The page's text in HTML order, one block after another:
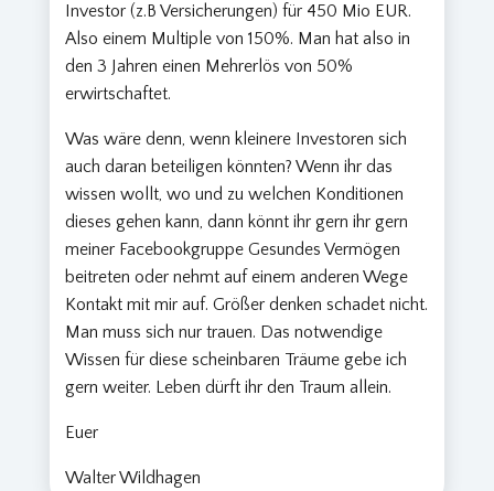
Investor (z.B Versicherungen) für 450 Mio EUR.
Also einem Multiple von 150%. Man hat also in
den 3 Jahren einen Mehrerlös von 50%
erwirtschaftet.
Was wäre denn, wenn kleinere Investoren sich
auch daran beteiligen könnten? Wenn ihr das
wissen wollt, wo und zu welchen Konditionen
dieses gehen kann, dann könnt ihr gern ihr gern
meiner Facebookgruppe Gesundes Vermögen
beitreten oder nehmt auf einem anderen Wege
Kontakt mit mir auf. Größer denken schadet nicht.
Man muss sich nur trauen. Das notwendige
Wissen für diese scheinbaren Träume gebe ich
gern weiter. Leben dürft ihr den Traum allein.
Euer
Walter Wildhagen